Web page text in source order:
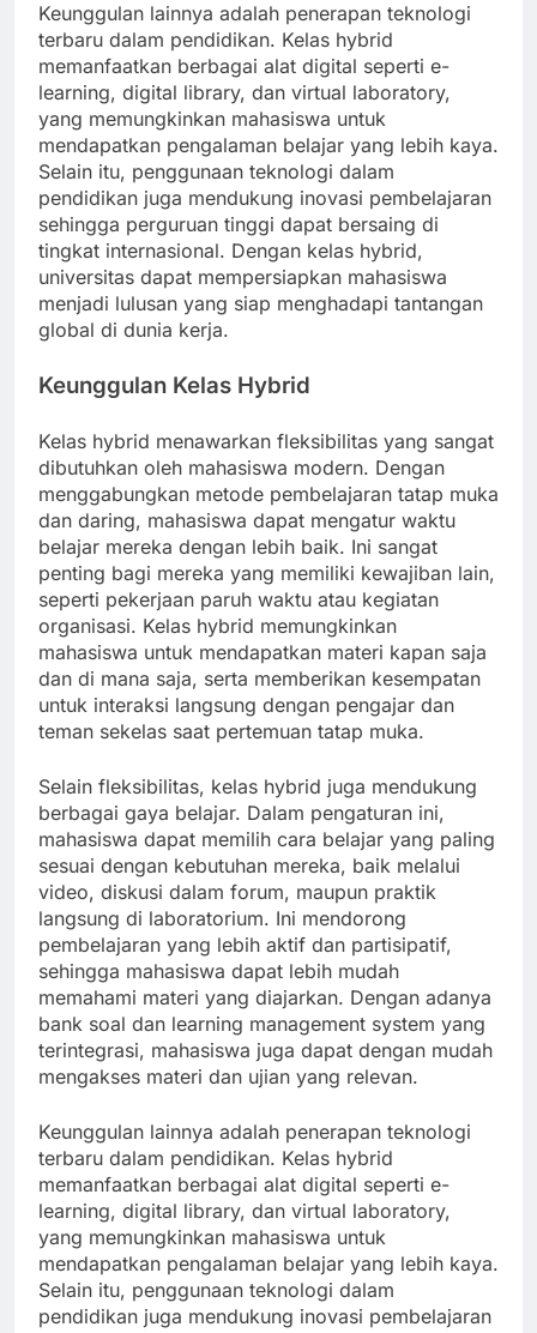
Keunggulan lainnya adalah penerapan teknologi
terbaru dalam pendidikan. Kelas hybrid
memanfaatkan berbagai alat digital seperti e-
learning, digital library, dan virtual laboratory,
yang memungkinkan mahasiswa untuk
mendapatkan pengalaman belajar yang lebih kaya.
Selain itu, penggunaan teknologi dalam
pendidikan juga mendukung inovasi pembelajaran
sehingga perguruan tinggi dapat bersaing di
tingkat internasional. Dengan kelas hybrid,
universitas dapat mempersiapkan mahasiswa
menjadi lulusan yang siap menghadapi tantangan
global di dunia kerja.
Keunggulan Kelas Hybrid
Kelas hybrid menawarkan fleksibilitas yang sangat
dibutuhkan oleh mahasiswa modern. Dengan
menggabungkan metode pembelajaran tatap muka
dan daring, mahasiswa dapat mengatur waktu
belajar mereka dengan lebih baik. Ini sangat
penting bagi mereka yang memiliki kewajiban lain,
seperti pekerjaan paruh waktu atau kegiatan
organisasi. Kelas hybrid memungkinkan
mahasiswa untuk mendapatkan materi kapan saja
dan di mana saja, serta memberikan kesempatan
untuk interaksi langsung dengan pengajar dan
teman sekelas saat pertemuan tatap muka.
Selain fleksibilitas, kelas hybrid juga mendukung
berbagai gaya belajar. Dalam pengaturan ini,
mahasiswa dapat memilih cara belajar yang paling
sesuai dengan kebutuhan mereka, baik melalui
video, diskusi dalam forum, maupun praktik
langsung di laboratorium. Ini mendorong
pembelajaran yang lebih aktif dan partisipatif,
sehingga mahasiswa dapat lebih mudah
memahami materi yang diajarkan. Dengan adanya
bank soal dan learning management system yang
terintegrasi, mahasiswa juga dapat dengan mudah
mengakses materi dan ujian yang relevan.
Keunggulan lainnya adalah penerapan teknologi
terbaru dalam pendidikan. Kelas hybrid
memanfaatkan berbagai alat digital seperti e-
learning, digital library, dan virtual laboratory,
yang memungkinkan mahasiswa untuk
mendapatkan pengalaman belajar yang lebih kaya.
Selain itu, penggunaan teknologi dalam
pendidikan juga mendukung inovasi pembelajaran